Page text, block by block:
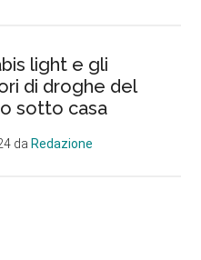
light e gli
di droghe del
sotto casa
daRedazione